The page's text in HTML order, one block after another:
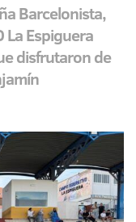
Barcelonista,
La Espiguera
disfrutaron de